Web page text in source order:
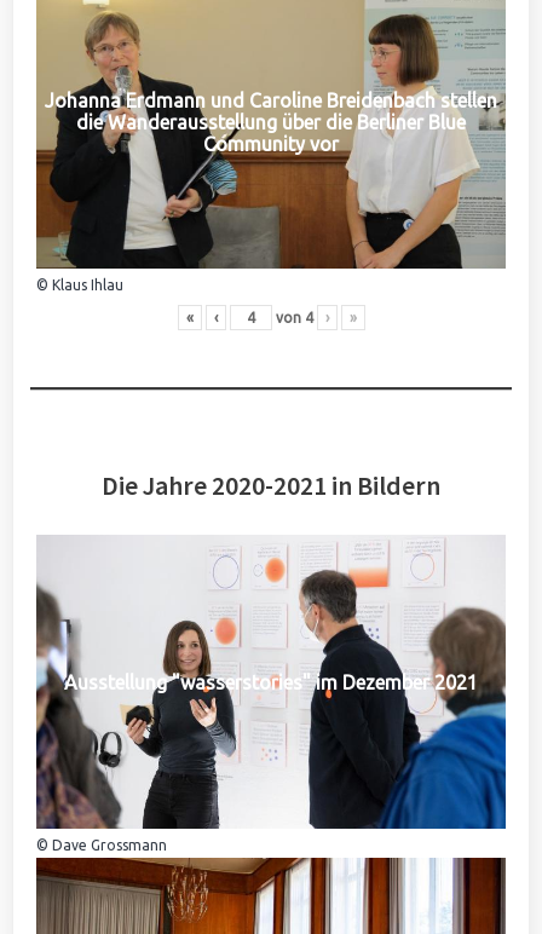
Johanna Erdmann und Caroline Breidenbach stellen
die Wanderausstellung über die Berliner Blue
Community vor
© Klaus Ihlau
« ‹ von 4 › »
Die Jahre 2020-2021 in Bildern
Ausstellung "wasserstories" im Dezember 2021
© Dave Grossmann